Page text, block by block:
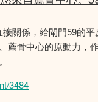
關係，給閘門59的平
薦骨中心的原動力，
3484